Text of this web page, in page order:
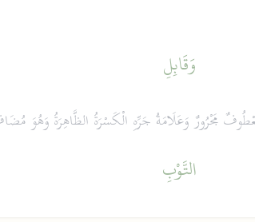
وَقَابِلِ
مَجْرُورٌ وَعَلَامَةُ جَرِّهِ الْكَسْرَةُ الظَّاهِرَةُ وَهُوَ
التَّوْبِ